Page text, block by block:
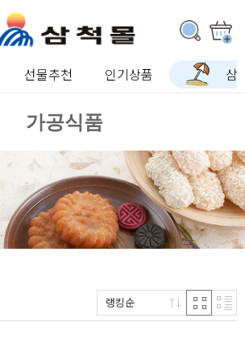
선물추천 인기상품 삼
가공식품
랭킹순